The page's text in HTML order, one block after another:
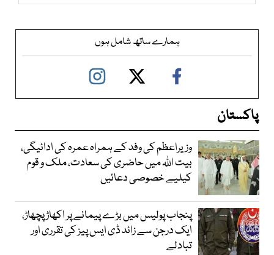
ہمارے ساتھ شامل ہوں
پاکستان
وزیراعظم کی وفد کے ہمراہ عمرہ کی ادائیگی،
بیت اللہ میں حاضری کی سعادت، ملک و قوم
کیلیے خصوصی دعائیں
پنجاب پولیس میں بڑے پیمانے پر اکھاڑ پچھاڑ،
ایک درجن سے زائد ڈی ایس پیز کی تقرری اور
تبادلے